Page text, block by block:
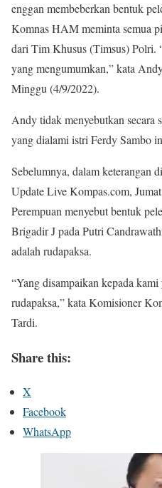
enggan membeberkan bentuk
Komnas HAM meminta semua
dari Tim Khusus (Timsus) Polri.
yang mengumumkan,” kata
Minggu (4/9/2022).
Andy tidak menyebutkan secara
yang dialami istri Ferdy Sambo
Sebelumnya, dalam keterangan
Update Live Kompas.com,
Perempuan menyebut bentuk
Brigadir J pada Putri
adalah rudapaksa.
“Yang disampaikan kepada
rudapaksa,” kata Komisioner
Tardi.
Share this:
X
Facebook
WhatsApp